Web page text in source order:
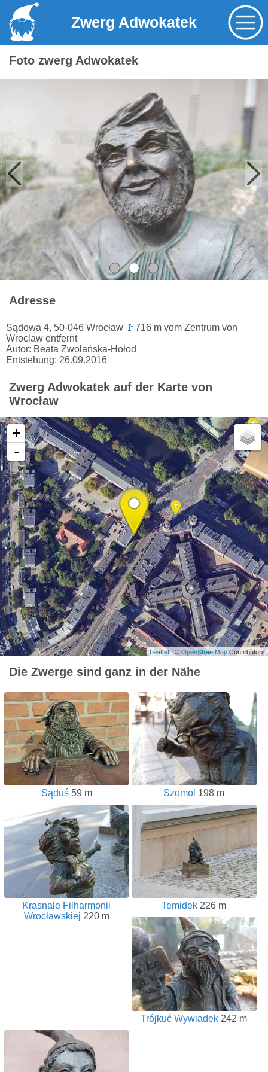
Zwerg Adwokatek
Foto zwerg Adwokatek
Adresse
Sądowa 4, 50-046 Wrocław 🚩716 m vom Zentrum von
Wroclaw entfernt
Autor: Beata Zwolańska-Hołod
Entstehung: 26.09.2016
Zwerg Adwokatek auf der Karte von
Wrocław
+
-
Leaflet| ©OpenStreetMapContributors
Die Zwerge sind ganz in der Nähe
Sąduś59 m Szomol 198 m
Krasnale Filharmonii
Wrocławskiej 220 m
Temidek 226 m
Trójkuć Wywiadek 242 m